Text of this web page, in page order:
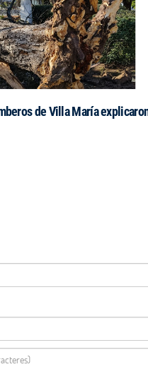
de Villa María